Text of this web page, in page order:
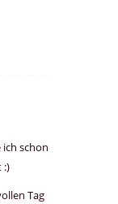
schon
:)
Tag